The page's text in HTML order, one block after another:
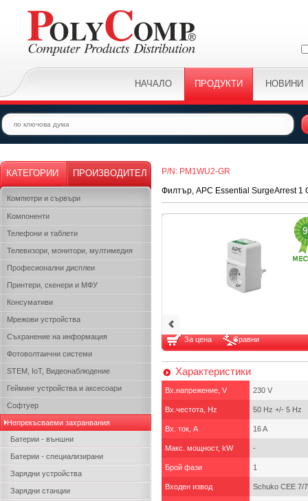
НАЧАЛО ПРОДУКТИ НОВИНИ
КАТЕГОРИИ ПРОИЗВОДИТЕЛ
Компютри и сървъри
Kомпоненти
Телефони и таблети
Телевизори, монитори, мултимедия
Професионални дисплеи
Принтери, скенери и МФУ
Консумативи
Мрежови устройства
Съхранение на информация
Фотоволтаични системи
STEM, IoT, Видеонаблюдение
Гейминг устройства и аксесоари
Софтуер
Непрекъсваеми захранвания
Батерии - външни
Батерии - специализирани
Зарядни устройства
Зарядни станции
P/N: PM1WU2-GR
Филтър, APC Essential SurgeArrest 1
За цена Сравни
Характеристики
Вх.напрежение, V 230 V
Вх.честота, Hz 50 Hz +/- 5 Hz
Вх. ток, A 16 A
Макс. мощност, kW -
Брой фази 1
Входен извод Schuko CEE 7/